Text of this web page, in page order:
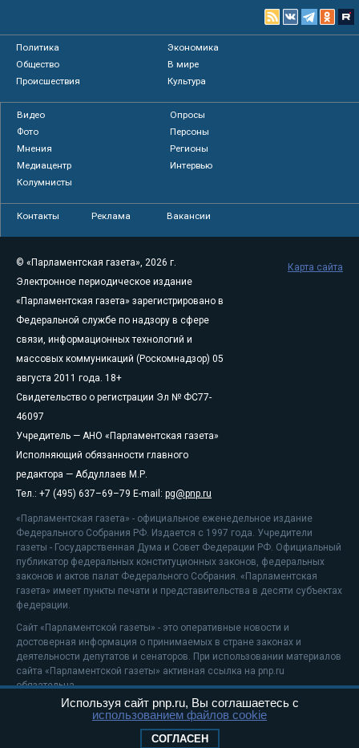
Политика
Экономика
Общество
В мире
Происшествия
Культура
Видео
Опросы
Фото
Персоны
Мнения
Регионы
Медиацентр
Интервью
Колумнисты
Контакты Реклама Вакансии
© «Парламентская газета», 2026 г.
Электронное периодическое издание
«Парламентская газета» зарегистрировано в
Федеральной службе по надзору в сфере
связи, информационных технологий и
массовых коммуникаций (Роскомнадзор) 05
августа 2011 года. 18+
Свидетельство о регистрации Эл № ФС77-
46097
Учредитель — АНО «Парламентская газета»
Исполняющий обязанности главного
редактора — Абдуллаев М.Р.
Тел.: +7 (495) 637–69–79 E-mail: pg@pnp.ru
«Парламентская газета» - официальное еженедельное издание
Федерального Собрания РФ. Издается с 1997 года. Учредители
газеты - Государственная Дума и Совет Федерации РФ. Официальный
публикатор федеральных конституционных законов, федеральных
законов и актов палат Федерального Собрания. «Парламентская
газета» имеет пункты печати и представительства в десяти субъектах
федерации.
Сайт «Парламентской газеты» - это оперативные новости и
достоверная информация о принимаемых в стране законах и
деятельности депутатов и сенаторов. При использовании материалов
сайта «Парламентской газеты» активная ссылка на pnp.ru
обязательна.
На информационном ресурсе применяютсярекомендательные
Положение о защите персональных данных
Карта сайта
Используя сайт pnp.ru, Вы соглашаетесь с
использованием файлов cookie
СОГЛАСЕН